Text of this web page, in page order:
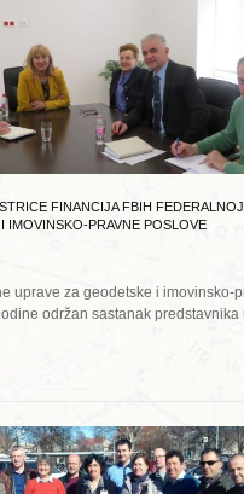
FINANCIJA FBIH
IMOVINSKO-PRAVNE POSLOVE
uprave za geodetske i imovinsko-
održan sastanak predstavnika